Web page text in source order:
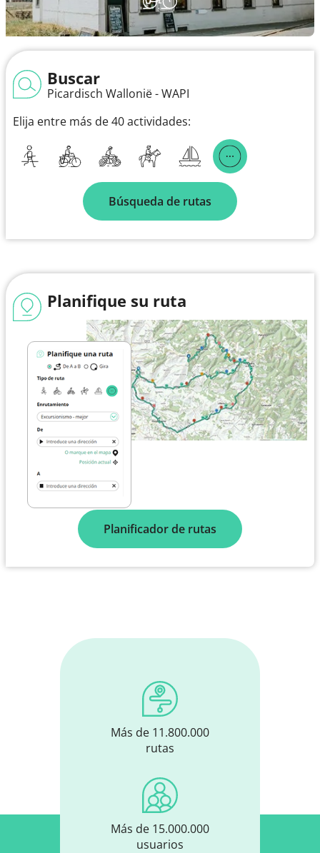
Buscar
Picardisch Wallonië - WAPI
Elija entre más de 40 actividades:
Búsqueda de rutas
Planifique su ruta
Planificador de rutas
Más de 11.800.000
rutas
Más de 15.000.000
usuarios